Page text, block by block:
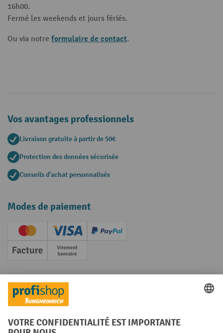
16h00.
Fermé les weekends et jours fériés.
Ou via notre formulaire de contact.
Vos avantages professionnels
Livraison gratuite à partir de 50€
Protection des données sécurisée
Conseils d'achat personnalisés
Modes de paiement
Creditcard (Master)Creditcard (Visa)
PayPal
Facture Paiement anticipé
Réseaux sociaux
Facebook
YouTube
LinkedInInstagram